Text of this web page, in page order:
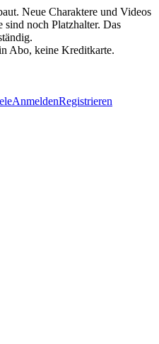
Neue Charaktere und Videos
noch Platzhalter. Das
Abo, keine Kreditkarte.
AnmeldenRegistrieren